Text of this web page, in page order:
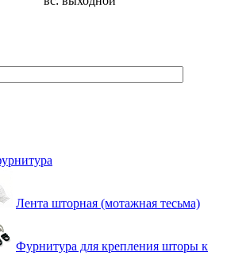
Лента шторная (мотажная тесьма)
Фурнитура для крепления шторы к